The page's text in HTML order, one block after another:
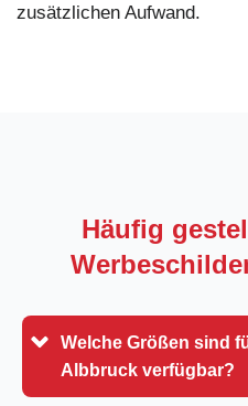
zusätzlichen Aufwand.
Häufig
Welche Größen sind
Albbruck verfügbar?